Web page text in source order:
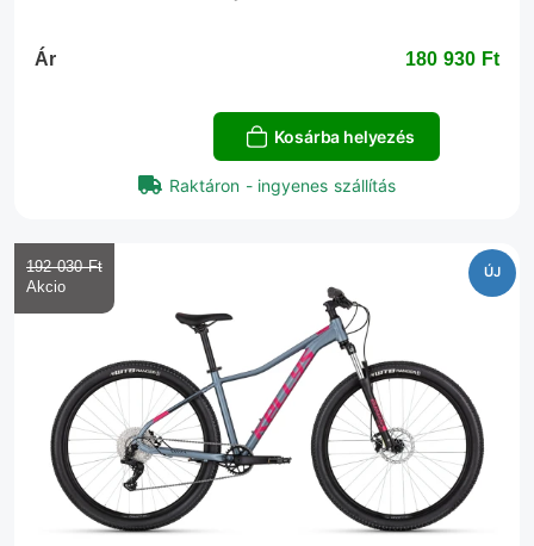
Ár 180 930 Ft‎
Kosárba helyezés
Raktáron - ingyenes szállítás
ÚJ
192 030 Ft‎